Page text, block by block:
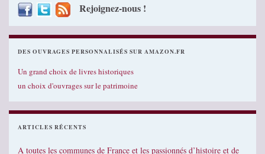
Rejoignez-nous !
DES OUVRAGES PERSONNALISÉS SUR AMAZON.FR
Un grand choix de livres historiques
un choix d'ouvrages sur le patrimoine
ARTICLES RÉCENTS
A toutes les communes de France et les passionnés d’histoire et de